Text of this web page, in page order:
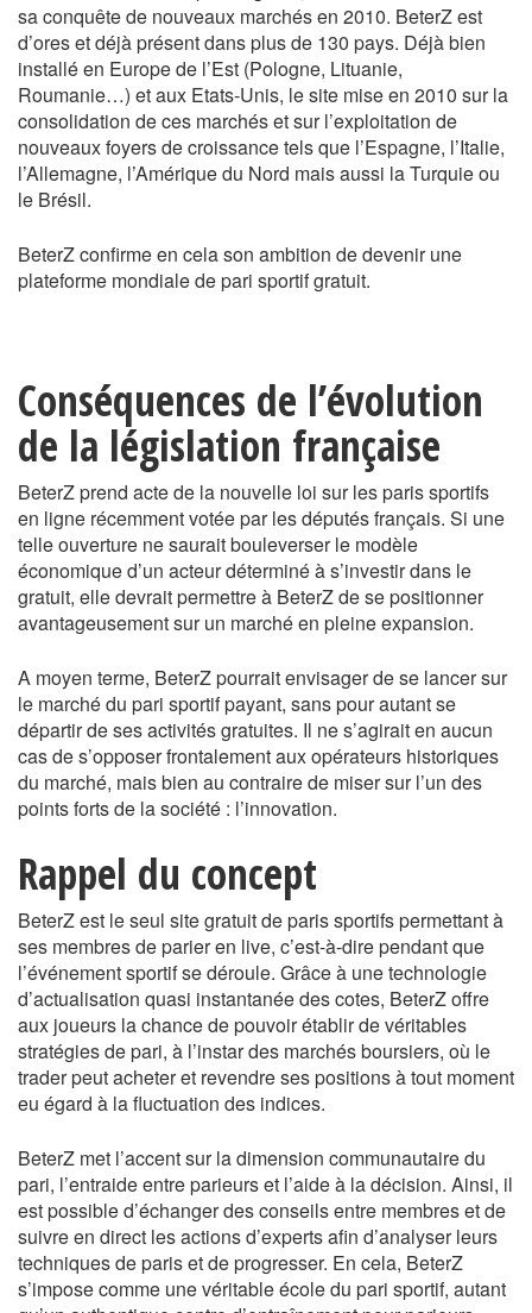
sa conquête de nouveaux marchés en 2010. BeterZ est
d’ores et déjà présent dans plus de 130 pays. Déjà bien
installé en Europe de l’Est (Pologne, Lituanie,
Roumanie…) et aux Etats-Unis, le site mise en 2010 sur la
consolidation de ces marchés et sur l’exploitation de
nouveaux foyers de croissance tels que l’Espagne, l’Italie,
l’Allemagne, l’Amérique du Nord mais aussi la Turquie ou
le Brésil.
BeterZ confirme en cela son ambition de devenir une
plateforme mondiale de pari sportif gratuit.
Conséquences de l’évolution
de la législation française
BeterZ prend acte de la nouvelle loi sur les paris sportifs
en ligne récemment votée par les députés français. Si une
telle ouverture ne saurait bouleverser le modèle
économique d’un acteur déterminé à s’investir dans le
gratuit, elle devrait permettre à BeterZ de se positionner
avantageusement sur un marché en pleine expansion.
A moyen terme, BeterZ pourrait envisager de se lancer sur
le marché du pari sportif payant, sans pour autant se
départir de ses activités gratuites. Il ne s’agirait en aucun
cas de s’opposer frontalement aux opérateurs historiques
du marché, mais bien au contraire de miser sur l’un des
points forts de la société : l’innovation.
Rappel du concept
BeterZ est le seul site gratuit de paris sportifs permettant à
ses membres de parier en live, c’est-à-dire pendant que
l’événement sportif se déroule. Grâce à une technologie
d’actualisation quasi instantanée des cotes, BeterZ offre
aux joueurs la chance de pouvoir établir de véritables
stratégies de pari, à l’instar des marchés boursiers, où le
trader peut acheter et revendre ses positions à tout moment
eu égard à la fluctuation des indices.
BeterZ met l’accent sur la dimension communautaire du
pari, l’entraide entre parieurs et l’aide à la décision. Ainsi, il
est possible d’échanger des conseils entre membres et de
suivre en direct les actions d’experts afin d’analyser leurs
techniques de paris et de progresser. En cela, BeterZ
s’impose comme une véritable école du pari sportif, autant